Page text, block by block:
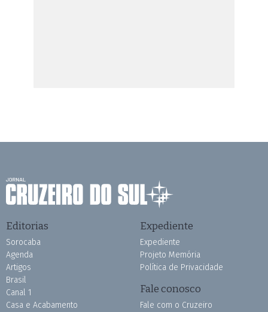
Editorias
Sorocaba
Agenda
Artigos
Brasil
Canal 1
Casa e Acabamento
Expediente
Expediente
Projeto Memória
Política de Privacidade
Fale conosco
Fale com o Cruzeiro